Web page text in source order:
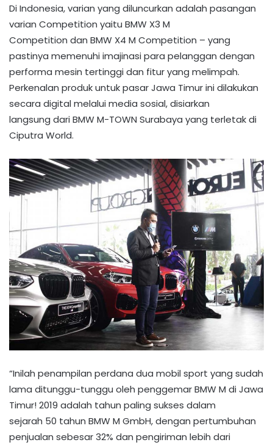
Di Indonesia, varian yang diluncurkan adalah pasangan
varian Competition yaitu BMW X3 M
Competition dan BMW X4 M Competition – yang
pastinya memenuhi imajinasi para pelanggan dengan
performa mesin tertinggi dan fitur yang melimpah.
Perkenalan produk untuk pasarJawa Timurini dilakukan
secara digital melalui media sosial, disiarkan
langsung dari BMW M-TOWN Surabaya yang terletak di
Ciputra World.
“Inilah penampilan perdana dua mobil sport yang sudah
lama ditunggu-tunggu oleh penggemar BMW M di Jawa
Timur! 2019 adalah tahun paling sukses dalam
sejarah 50 tahun BMW M GmbH, dengan pertumbuhan
penjualan sebesar 32% dan pengiriman lebih dari